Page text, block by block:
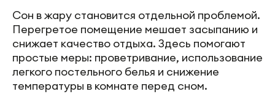
Сон в жару становится отдельной проблемой.
Перегретое помещение мешает засыпанию и
снижает качество отдыха. Здесь помогают
простые меры: проветривание, использование
легкого постельного белья и снижение
температуры в комнате перед сном.